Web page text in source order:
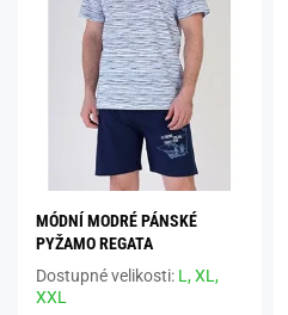
MÓDNÍ MODRÉ PÁNSKÉ
PYŽAMO REGATA
Dostupné velikosti: L,XL,
XXL